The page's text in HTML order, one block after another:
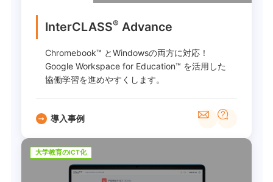
InterCLASS® Advance
Chromebook™ とWindowsの両方に対応！
Google Workspace for Education™ を活用した
協働学習を進めやすくします。
導入事例
大学教育のICT化